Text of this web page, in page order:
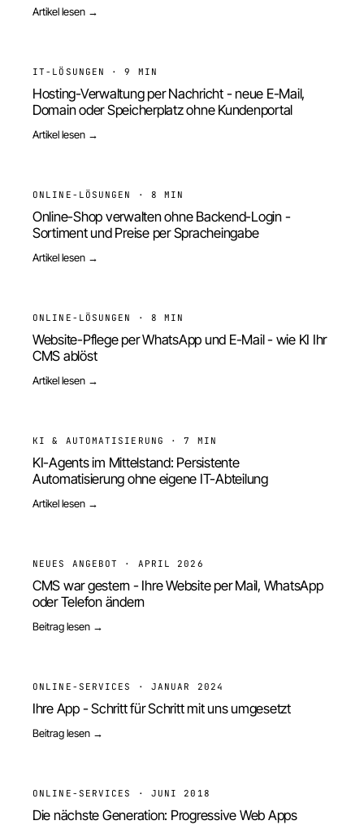
Artikel lesen →
IT-LÖSUNGEN ·9 MIN
Hosting-Verwaltung per Nachricht - neue E-Mail,
Domain oder Speicherplatz ohne Kundenportal
Artikel lesen →
ONLINE-LÖSUNGEN · 8 MIN
Online-Shop verwalten ohne Backend-Login -
Sortiment und Preise per Spracheingabe
Artikel lesen →
ONLINE-LÖSUNGEN · 8 MIN
Website-Pflege per WhatsApp und E-Mail - wie KI Ihr
CMS ablöst
Artikel lesen →
KI & AUTOMATISIERUNG ·7 MIN
KI-Agents im Mittelstand: Persistente
Automatisierung ohne eigene IT-Abteilung
Artikel lesen →
NEUES ANGEBOT · APRIL 2026
CMS war gestern - Ihre Website per Mail, WhatsApp
oder Telefon ändern
Beitrag lesen →
ONLINE-SERVICES · JANUAR 2024
Ihre App - Schritt für Schritt mit uns umgesetzt
Beitrag lesen →
ONLINE-SERVICES · JUNI 2018
Die nächste Generation: Progressive Web Apps